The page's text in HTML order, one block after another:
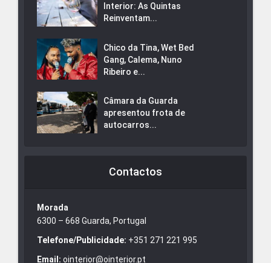
Interior: As Quintas
Reinventam...
Chico da Tina, Wet Bed
Gang, Calema, Nuno
Ribeiro e...
Câmara da Guarda
apresentou frota de
autocarros...
Contactos
Morada
6300 – 668 Guarda, Portugal
Telefone/Publicidade: +351 271 221 995
Email: ointerior@ointerior.pt